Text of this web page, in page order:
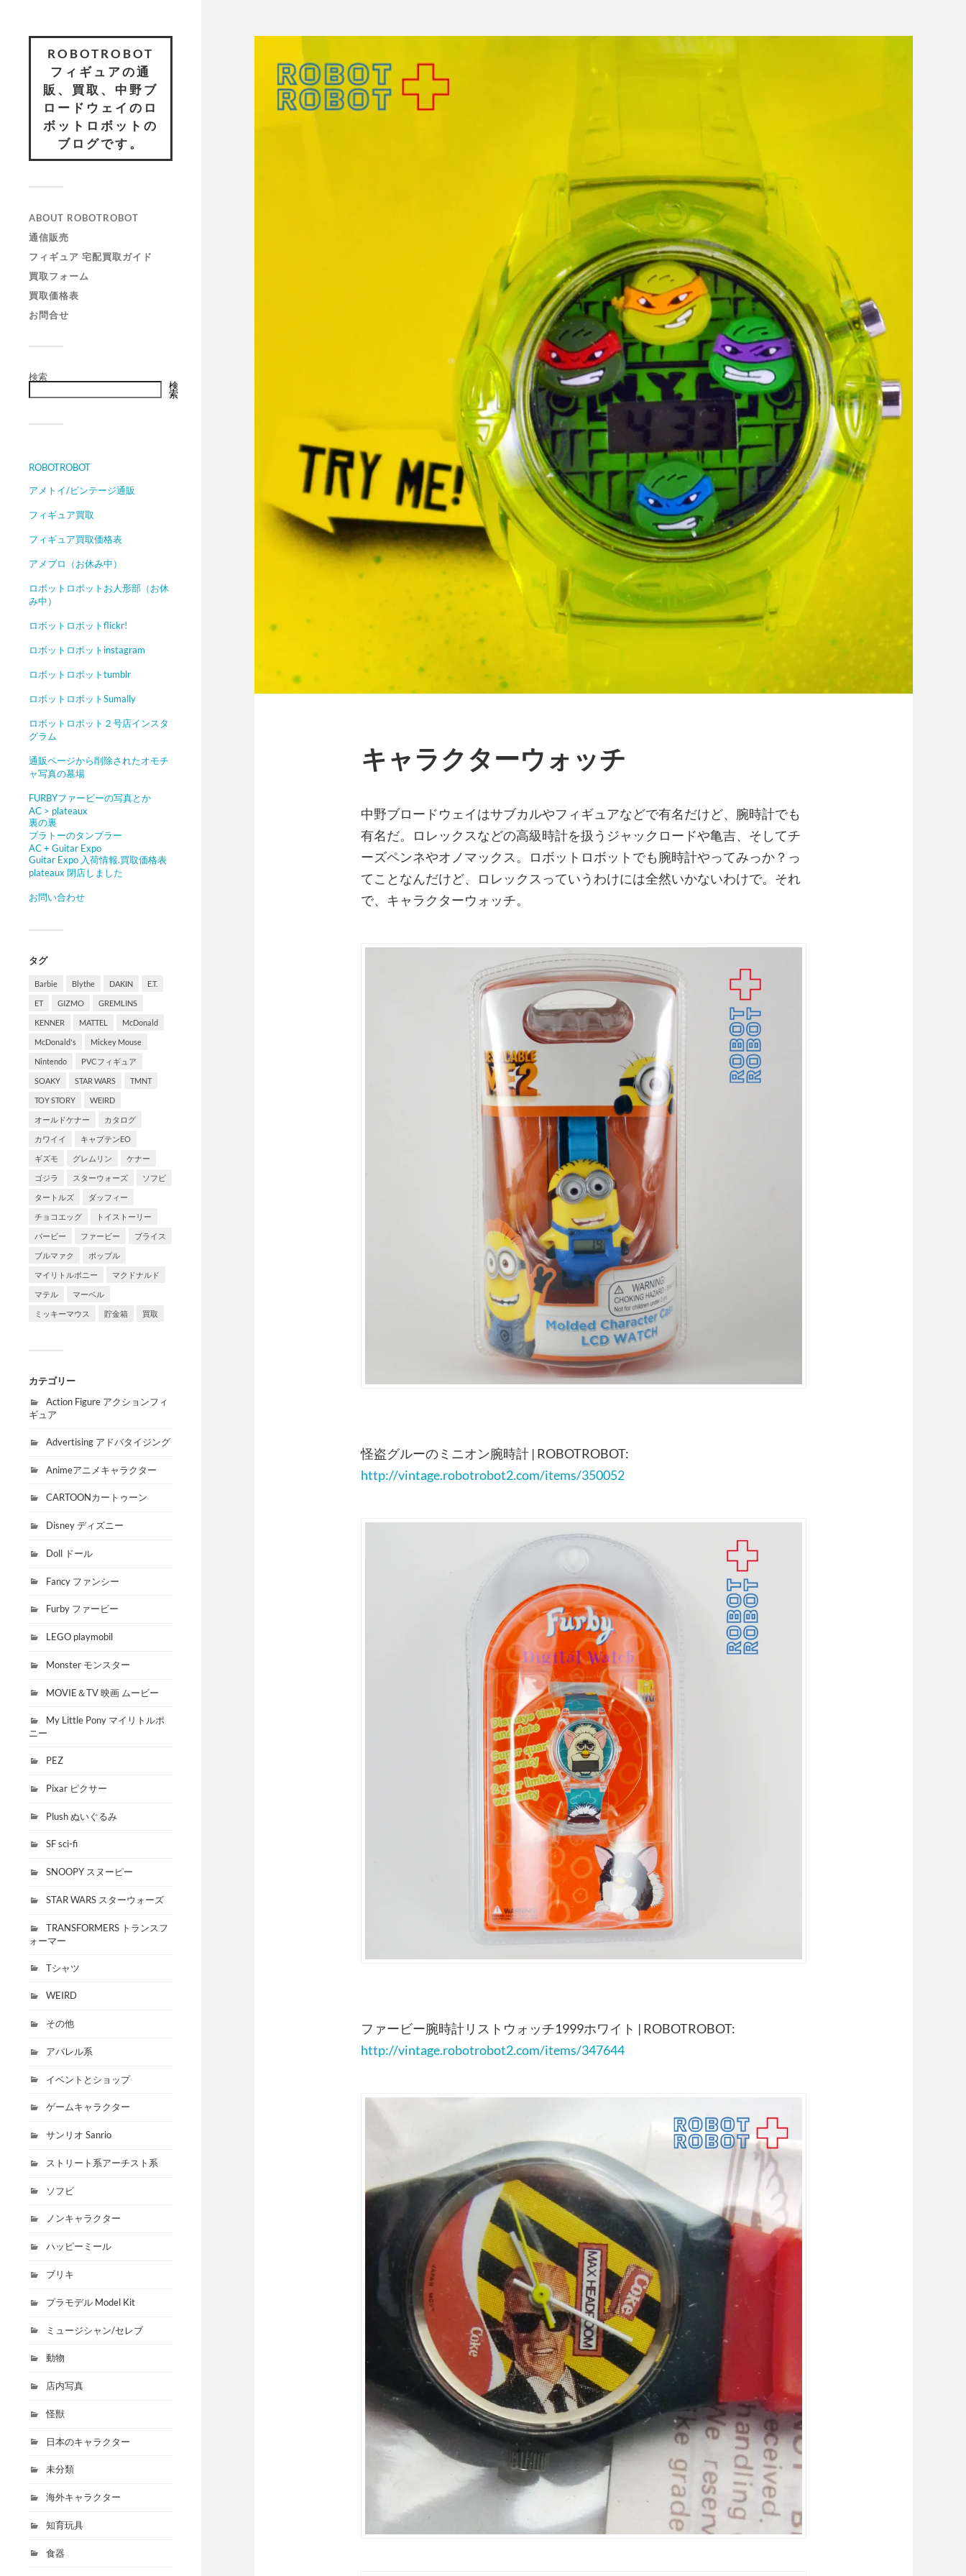
ROBOTROBOT
フィギュアの通
販、買取、中野ブ
ロードウェイのロ
ボットロボットの
ブログです。
ABOUT ROBOTROBOT
通信販売
フィギュア 宅配買取ガイド
買取フォーム
買取価格表
お問合せ
検索
検
索
ROBOTROBOT
アメトイ/ビンテージ通販
フィギュア買取
フィギュア買取価格表
アメブロ（お休み中）
ロボットロボットお人形部（お休
み中）
ロボットロボットflickr!
ロボットロボットinstagram
ロボットロボットtumblr
ロボットロボットSumally
ロボットロボット２号店インスタ
グラム
通販ページから削除されたオモチ
ャ写真の墓場
FURBYファービーの写真とか
AC > plateaux
裏の裏
プラトーのタンブラー
AC + Guitar Expo
Guitar Expo 入荷情報.買取価格表
plateaux 閉店しました
お問い合わせ
タグ
Barbie Blythe DAKIN E.T.
ET GIZMO GREMLINS
KENNER MATTEL McDonald
McDonald's Mickey Mouse
Nintendo PVCフィギュア
SOAKY STAR WARS TMNT
TOY STORY WEIRD
オールドケナー カタログ
カワイイ キャプテンEO
ギズモ グレムリン ケナー
ゴジラ スターウォーズ ソフビ
タートルズ ダッフィー
チョコエッグ トイストーリー
バービー ファービー ブライス
ブルマァク ポップル
マイリトルポニー マクドナルド
マテル マーベル
ミッキーマウス 貯金箱 買取
カテゴリー
Action Figure アクションフィ
ギュア
Advertising アドバタイジング
Animeアニメキャラクター
CARTOONカートゥーン
Disney ディズニー
Doll ドール
Fancy ファンシー
Furby ファービー
LEGO playmobil
Monster モンスター
MOVIE＆TV 映画 ムービー
My Little Pony マイリトルポ
ニー
PEZ
Pixar ピクサー
Plush ぬいぐるみ
SF sci-fi
SNOOPY スヌーピー
STAR WARS スターウォーズ
TRANSFORMERS トランスフ
ォーマー
Tシャツ
WEIRD
その他
アパレル系
イベントとショップ
ゲームキャラクター
サンリオ Sanrio
ストリート系アーチスト系
ソフビ
ノンキャラクター
ハッピーミール
ブリキ
プラモデル Model Kit
ミュージシャン/セレブ
動物
店内写真
怪獣
日本のキャラクター
未分類
海外キャラクター
知育玩具
食器
キャラクターウォッチ
中野ブロードウェイはサブカルやフィギュアなどで有名だけど、腕時計でも
有名だ。ロレックスなどの高級時計を扱うジャックロードや亀吉、そしてチ
ーズペンネやオノマックス。ロボットロボットでも腕時計やってみっか？っ
てことなんだけど、ロレックスっていうわけには全然いかないわけで。それ
で、キャラクターウォッチ。
怪盗グルーのミニオン腕時計 | ROBOTROBOT:
http://vintage.robotrobot2.com/items/350052
ファービー腕時計リストウォッチ1999ホワイト | ROBOTROBOT:
http://vintage.robotrobot2.com/items/347644